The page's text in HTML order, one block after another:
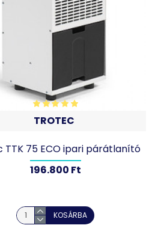
TROTEC
TTK 75 ECO ipari párátlanító
196.800 Ft
KOSÁRBA